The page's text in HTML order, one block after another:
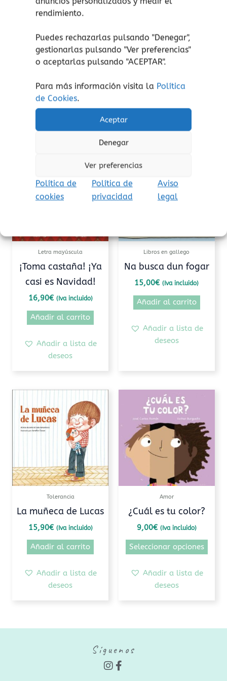
rendimiento.
Puedes rechazarlas pulsando "Denegar",
gestionarlas pulsando "Ver preferencias"
o aceptarlas pulsando "ACEPTAR".
Para más información visita la Política
de Cookies.
Aceptar
Denegar
Ver preferencias
Política de
cookies
Política de
privacidad
Aviso
legal
recreo a pedirles su desayuno, ellas se niegan
a dárselo.Zoese enfrenta a
Productos relacionados
Letra mayúscula
¡Toma castaña! ¡Ya
casi es Navidad!
16,90€ (Iva incluido)
Añadir al carrito
Añadir a lista de
deseos
Libros en gallego
Na busca dun fogar
15,00€ (Iva incluido)
Añadir al carrito
Añadir a lista de
deseos
Tolerancia
La muñeca de Lucas
15,90€ (Iva incluido)
Añadir al carrito
Añadir a lista de
deseos
Amor
¿Cuál es tu color?
9,00€ (Iva incluido)
Seleccionar opciones
Las
de
Añadir a lista de
deseos
Síguenos
I
n
F
a